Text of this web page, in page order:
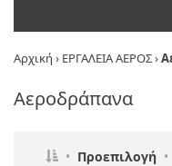
Αρχική › ΕΡΓΑΛΕΙΑ ΑΕΡΟΣ›
Αεροδράπανα
• Προεπιλογή•